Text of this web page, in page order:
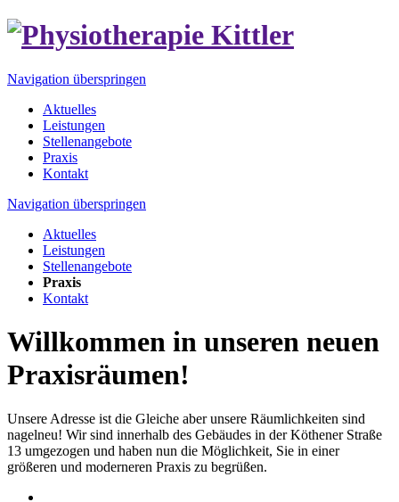
Navigation überspringen
Aktuelles
Leistungen
Stellenangebote
Praxis
Kontakt
Navigation überspringen
Aktuelles
Leistungen
Stellenangebote
Praxis
Kontakt
Willkommen in unseren neuen
Praxisräumen!
Unsere Adresse ist die Gleiche aber unsere Räumlichkeiten sind
nagelneu! Wir sind innerhalb des Gebäudes in der Köthener Straße
13 umgezogen und haben nun die Möglichkeit, Sie in einer
größeren und moderneren Praxis zu begrüßen.